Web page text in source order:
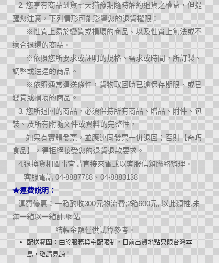
2. 您享有商品到貨七天猶豫期隨時解約退貨之權益，但提
醒您注意，下列情形可能影響您的退貨權限：
※性質上易於變質或損壞的商品、以及性質上無法或不
適合退還的商品。
※依照您所要求或註明的規格、需求或時間，所訂製、
調整或送達的商品。
※依照通常運送條件，貨物取回時已逾保存期限、或已
變質或損壞的商品。
3. 您所退回的商品，必須保持所有商品、贈品、附件、包
裝、及所有附隨文件或資料的完整性，
如果有實體發票，並應連同發票一併退回；否則【奇巧
食品】，得拒絕接受您的退貨退款要求。
4.退換貨相關事宜請直接來電或以客服信箱聯絡辦理。
客服電話 04-8887788、04-8883138
★運費說明：
運費優惠：一箱酌收300元物流費;2箱600元, 以此類推,未
滿一箱以一箱計,網站
結帳金額僅供試算參考。
配送範圍：由於服務與宅配限制，目前出貨地點只限台灣本
島，敬請見諒！